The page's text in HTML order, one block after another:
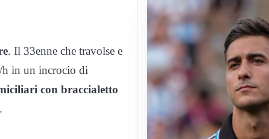
. Il 33enne che travolse e
h in un incrocio di
con braccialetto